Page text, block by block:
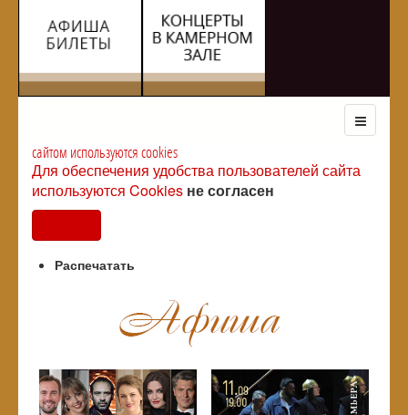
сайтом используются cookies
Для обеспечения удобства пользователей сайта
используются Cookies не согласен
Распечатать